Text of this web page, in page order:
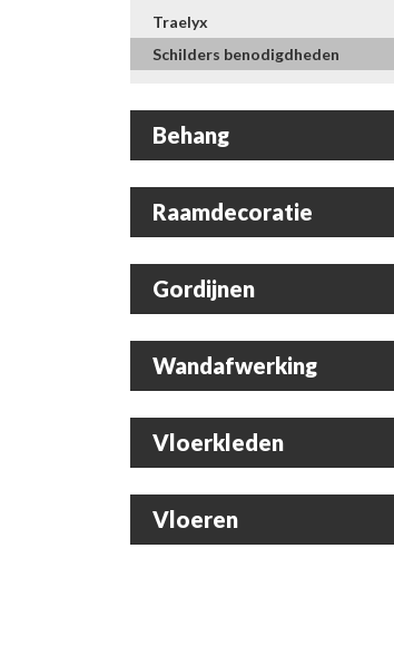
Traelyx
Schilders benodigdheden
Behang
Raamdecoratie
Gordijnen
Wandafwerking
Vloerkleden
Vloeren